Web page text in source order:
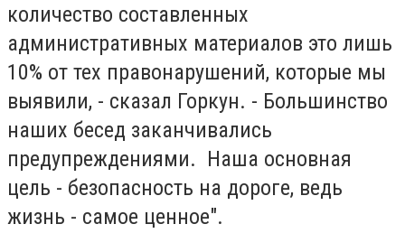
количество составленных
административных материалов это лишь
10% от тех правонарушений, которые мы
выявили, - сказал Горкун. - Большинство
наших бесед заканчивались
предупреждениями. Наша основная
цель - безопасность на дороге, ведь
жизнь - самое ценное".